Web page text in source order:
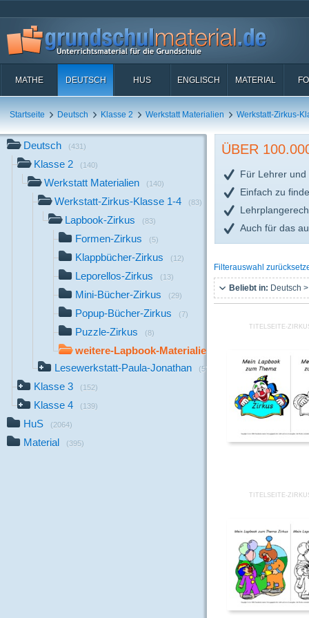
MATHE DEUTSCH HUS ENGLISCH MATERIAL
Startseite Deutsch Klasse 2 Werkstatt Materialien Werkstatt-Zirkus-
Deutsch (431)
Klasse 2 (140)
Werkstatt Materialien (140)
Werkstatt-Zirkus-Klasse 1-4 (83)
Lapbook-Zirkus (83)
Formen-Zirkus (5)
Klappbücher-Zirkus (12)
Leporellos-Zirkus (13)
Mini-Bücher-Zirkus (29)
Popup-Bücher-Zirkus (7)
Puzzle-Zirkus (8)
weitere-Lapbook-Materialien
Lesewerkstatt-Paula-Jonathan (57)
Klasse 3 (152)
Klasse 4 (139)
HuS (2064)
Material (395)
ÜBER
Für Lehrer und
Einfach zu
Auch für das
Filterauswahl
Beliebt in: Deutsch
TITELSEITE-
TITELSEITE-